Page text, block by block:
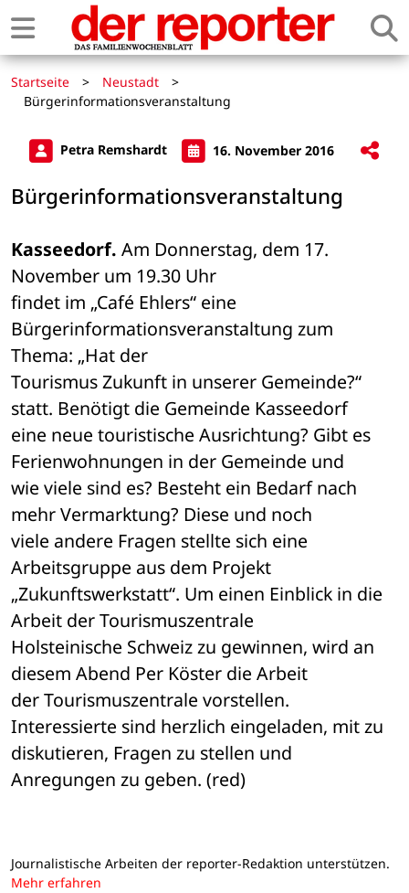
Startseite > Neustadt
>
Bürgerinformationsveranstaltung
Petra Remshardt 16. November 2016
Bürgerinformationsveranstaltung
Kasseedorf. Am Donnerstag, dem 17.
November um 19.30 Uhr
findet im „Café Ehlers“ eine
Bürgerinformationsveranstaltung zum
Thema: „Hat der
Tourismus Zukunft in unserer Gemeinde?“
statt. Benötigt die Gemeinde Kasseedorf
eine neue touristische Ausrichtung? Gibt es
Ferienwohnungen in der Gemeinde und
wie viele sind es? Besteht ein Bedarf nach
mehr Vermarktung? Diese und noch
viele andere Fragen stellte sich eine
Arbeitsgruppe aus dem Projekt
„Zukunftswerkstatt“. Um einen Einblick in die
Arbeit der Tourismuszentrale
Holsteinische Schweiz zu gewinnen, wird an
diesem Abend Per Köster die Arbeit
der Tourismuszentrale vorstellen.
Interessierte sind herzlich eingeladen, mit zu
diskutieren, Fragen zu stellen und
Anregungen zu geben. (red)
Journalistische Arbeiten der reporter-Redaktion unterstützen.
Mehr erfahren